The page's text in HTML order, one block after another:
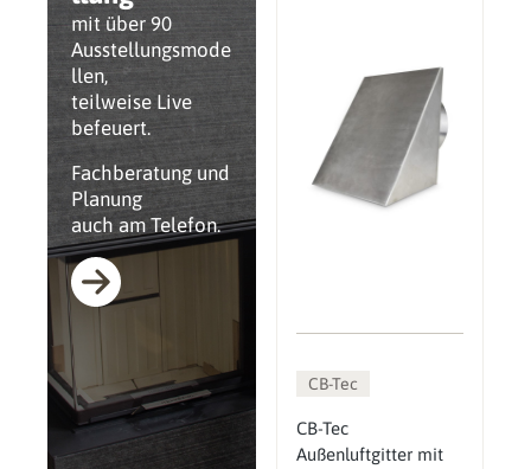
mit über 90
Ausstellungsmode
llen,
teilweise Live
befeuert.
Fachberatung und
Planung
auch am Telefon.
CB-Tec
CB-Tec
Außenluftgitter mit